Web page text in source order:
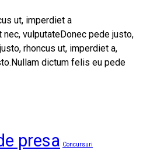
ut, imperdiet a
nec, vulputateDonec pede justo,
rhoncus ut, imperdiet a,
dictum felis eu pede
presa Concursuri